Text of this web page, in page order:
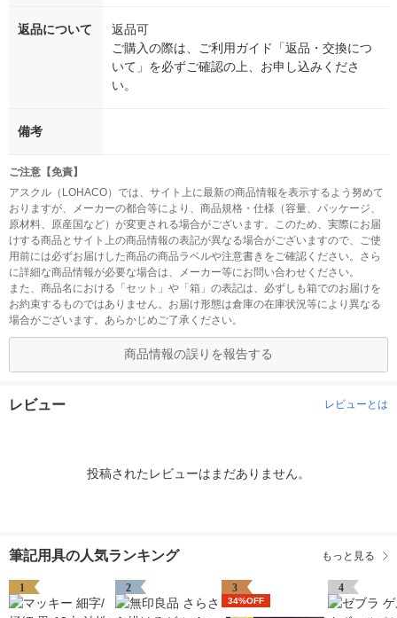
返品について
返品可
ご購入の際は、ご利用ガイド「返品・交換につ
いて」を必ずご確認の上、お申し込みくださ
い。
備考
ご注意【免責】
アスクル（LOHACO）では、サイト上に最新の商品情報を表示するよう努めて
おりますが、メーカーの都合等により、商品規格・仕様（容量、パッケージ、
原材料、原産国など）が変更される場合がございます。このため、実際にお届
けする商品とサイト上の商品情報の表記が異なる場合がございますので、ご使
用前には必ずお届けした商品の商品ラベルや注意書きをご確認ください。さら
に詳細な商品情報が必要な場合は、メーカー等にお問い合わせください。
また、商品名における「セット」や「箱」の表記は、必ずしも箱でのお届けを
お約束するものではありません。お届け形態は倉庫の在庫状況等により異なる
場合がございます。あらかじめご了承ください。
商品情報の誤りを報告する
レビュー レビューとは
投稿されたレビューはまだありません。
筆記用具の人気ランキング もっと見る
1 2 3
34%OFF
4